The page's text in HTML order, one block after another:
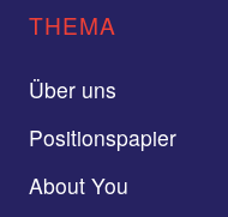
THEMA
Über uns
Positionspapier
About You